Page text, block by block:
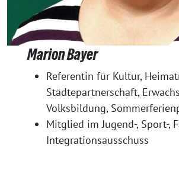
Marion Bayer
Referentin für Kultur,
Städtepartnerschaft,
Volksbildung,
Mitglied im Jugend-, Sport-,
Integrationsausschuss